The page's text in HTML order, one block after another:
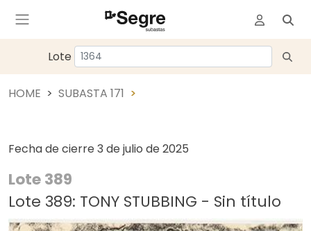
Lote
HOME SUBASTA 171
Fecha de cierre 3 de julio de 2025
Lote 389
Lote 389: TONY STUBBING - Sin título